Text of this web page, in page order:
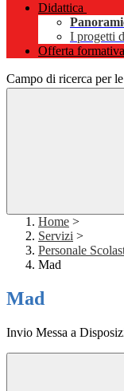
Didattica
I progetti
Offerta formativa
Campo di ricerca per
Home >
Servizi >
Personale
Mad
Mad
Invio Messa a